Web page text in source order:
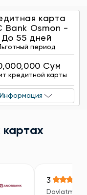
карта
Bank Osmon -
До 55 дней
период
Сум
кредитной карты
Информация
3